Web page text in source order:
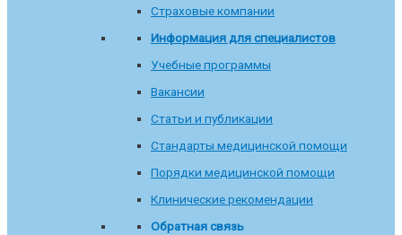
Страховые компании
Информация для специалистов
Учебные программы
Вакансии
Статьи и публикации
Стандарты медицинской помощи
Порядки медицинской помощи
Клинические рекомендации
Обратная связь